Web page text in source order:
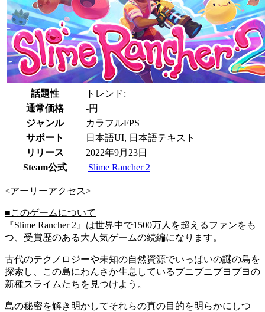
話題性
トレンド:
通常価格
-円
ジャンル
カラフルFPS
サポート
日本語UI, 日本語テキスト
リリース
2022年9月23日
Steam公式
Slime Rancher 2
<アーリーアクセス>
■このゲームについて
『Slime Rancher 2』は世界中で1500万人を超えるファンをも
つ、受賞歴のある大人気ゲームの続編になります。
古代のテクノロジーや未知の自然資源でいっぱいの謎の島を
探索し、この島にわんさか生息しているプニプニプヨプヨの
新種スライムたちを見つけよう。
島の秘密を解き明かしてそれらの真の目的を明らかにしつ